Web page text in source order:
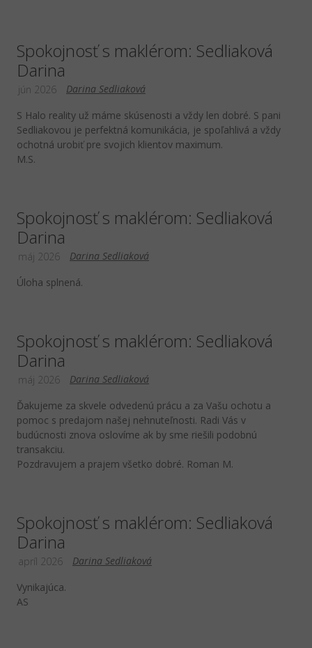
Spokojnosť s maklérom: Sedliaková
Darina
Darina Sedliaková
jún 2026
S Halo reality už máme skúsenosti a vždy len dobré. S pani
Sedliakovou je perfektná komunikácia, je spoľahlivá a vždy
ochotná urobiť pre svojich klientov maximum.
M.S.
Spokojnosť s maklérom: Sedliaková
Darina
Darina Sedliaková
máj 2026
Úloha splnená.
Spokojnosť s maklérom: Sedliaková
Darina
Darina Sedliaková
máj 2026
Ďakujeme za skvele odvedenú prácu a za Vašu ochotu a
pomoc s predajom našej nehnuteľnosti. Radi Vás v
budúcnosti znova oslovíme ak by sme riešili podobnú
transakciu.
Pozdravujem a prajem všetko dobré. Roman M.
Spokojnosť s maklérom: Sedliaková
Darina
Darina Sedliaková
apríl 2026
Vynikajúca.
AS